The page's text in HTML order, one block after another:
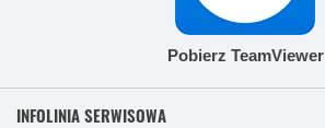
Pobierz TeamViewer
INFOLINIA SERWISOWA